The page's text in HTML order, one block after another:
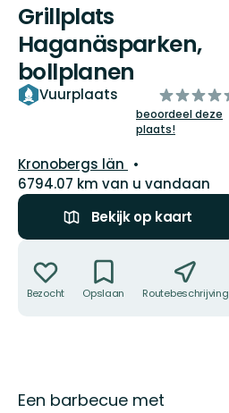
Grillplats
Haganäsparken,
bollplanen
Vuurplaats
van
5
sterren
beoordeel deze
plaats!
Regio:
Kronobergs län
6794.07 km van u vandaan
Bekijk op kaart
Bezocht Opslaan Routebeschrijving
Omschrijving
Een barbecue met